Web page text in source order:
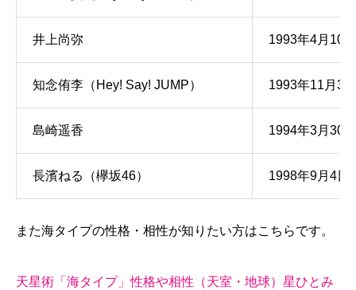
井上尚弥 1993年4月10日
知念侑李（Hey! Say! JUMP） 1993年11月30
島崎遥香 1994年3月30日
長濱ねる（欅坂46） 1998年9月4日
また海タイプの性格・相性が知りたい方はこちらです。
天星術「海タイプ」性格や相性（天室・地球）星ひとみ